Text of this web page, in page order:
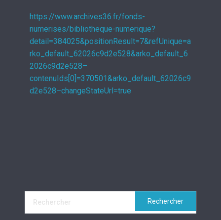
https://www.archives36.fr/fonds-
numerises/bibliotheque-numerique?
detail=384025&positionResult=7&refUnique=a
rko_default_62026c9d2e528&arko_default_6
2026c9d2e528–
contenuIds[0]=370501&arko_default_62026c9
d2e528–changeStateUrl=true